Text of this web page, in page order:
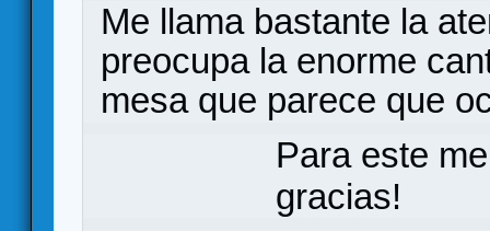
Me llama bastante la
preocupa la enorme
mesa que parece que
Para este
gracias!